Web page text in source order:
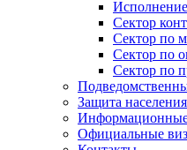
Сектор
Сектор по
Сектор по
Сектор по
Защита населения
Официальные